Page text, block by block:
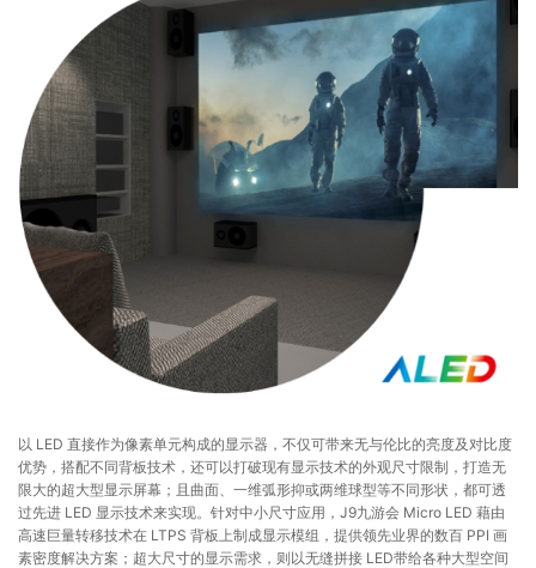
以 LED 直接作为像素单元构成的显示器，不仅可带来无与伦比的亮度及对比度
优势，搭配不同背板技术，还可以打破现有显示技术的外观尺寸限制，打造无
限大的超大型显示屏幕；且曲面、一维弧形抑或两维球型等不同形状，都可透
过先进 LED 显示技术来实现。针对中小尺寸应用，J9九游会 Micro LED 藉由
高速巨量转移技术在 LTPS 背板上制成显示模组，提供领先业界的数百 PPI 画
素密度解决方案；超大尺寸的显示需求，则以无缝拼接 LED带给各种大型空间